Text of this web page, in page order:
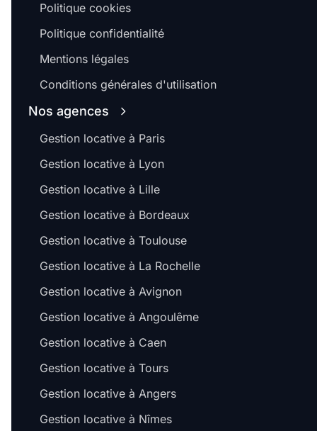
Politique cookies
Politique confidentialité
Mentions légales
Conditions générales d'utilisation
Nos agences
Gestion locative à Paris
Gestion locative à Lyon
Gestion locative à Lille
Gestion locative à Bordeaux
Gestion locative à Toulouse
Gestion locative à La Rochelle
Gestion locative à Avignon
Gestion locative à Angoulême
Gestion locative à Caen
Gestion locative à Tours
Gestion locative à Angers
Gestion locative à Nîmes